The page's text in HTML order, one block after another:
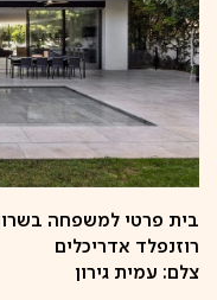
בית פרטי למשפחה
רוזנפלד אדריכלים
צלם: עמית גירון